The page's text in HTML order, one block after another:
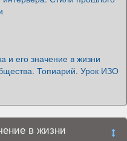
и его значение в жизни
Топиарий. Урок ИЗО
в жизни